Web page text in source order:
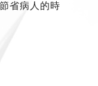
省病人的時